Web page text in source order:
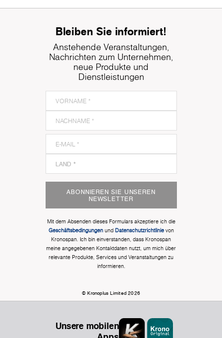
Bleiben Sie informiert!
Anstehende Veranstaltungen,
Nachrichten zum Unternehmen,
neue Produkte und
Dienstleistungen
ABONNIEREN SIE UNSEREN
NEWSLETTER
Mit dem Absenden dieses Formulars akzeptiere ich die
Geschäftsbedingungenund Datenschutzrichtlinievon
Kronospan. Ich bin einverstanden, dass Kronospan
meine angegebenen Kontaktdaten nutzt, um mich über
relevante Produkte, Services und Veranstaltungen zu
informieren.
© Kronoplus Limited 2026
Unsere mobilen